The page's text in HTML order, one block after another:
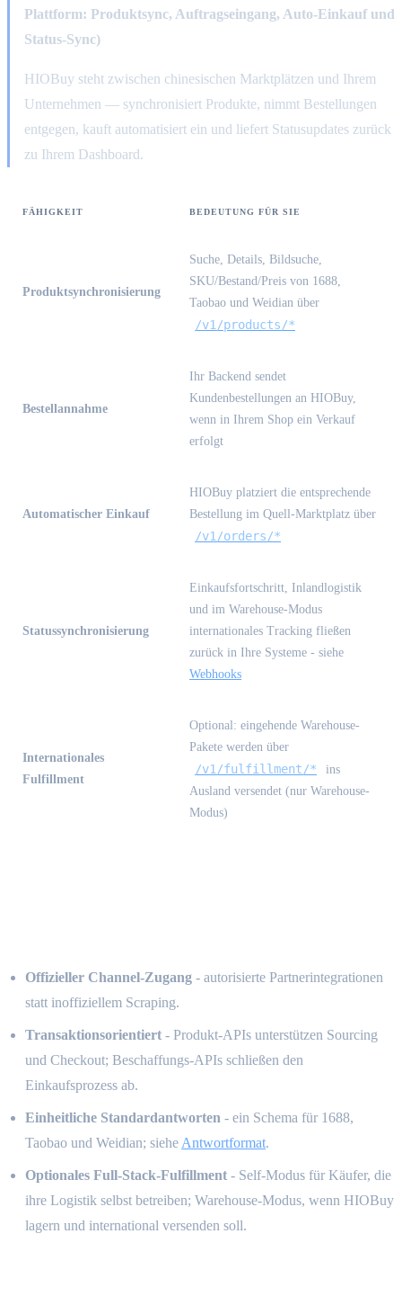
Plattform: Produktsync, Auftragseingang, Auto‑Einkauf und
Status‑Sync)
HIOBuy steht zwischen chinesischen Marktplätzen und Ihrem
Unternehmen — synchronisiert Produkte, nimmt Bestellungen
entgegen, kauft automatisiert ein und liefert Statusupdates zurück
zu Ihrem Dashboard.
FÄHIGKEIT BEDEUTUNG FÜR SIE
Produktsynchronisierung
Suche, Details, Bildsuche,
SKU/Bestand/Preis von 1688,
Taobao und Weidian über
/v1/products/*
Bestellannahme
Ihr Backend sendet
Kundenbestellungen an HIOBuy,
wenn in Ihrem Shop ein Verkauf
erfolgt
Automatischer Einkauf
HIOBuy platziert die entsprechende
Bestellung im Quell-Marktplatz über
/v1/orders/*
Statussynchronisierung
Einkaufsfortschritt, Inlandlogistik
und im Warehouse-Modus
internationales Tracking fließen
zurück in Ihre Systeme - siehe
Webhooks
Internationales
Fulfillment
Optional: eingehende Warehouse-
Pakete werden über
/v1/fulfillment/*
ins
Ausland versendet (nur Warehouse-
Modus)
Offizieller Channel-Zugang - autorisierte Partnerintegrationen
statt inoffiziellem Scraping.
Transaktionsorientiert - Produkt-APIs unterstützen Sourcing
und Checkout; Beschaffungs-APIs schließen den
Einkaufsprozess ab.
Einheitliche Standardantworten - ein Schema für 1688,
Taobao und Weidian; siehe Antwortformat.
Optionales Full-Stack-Fulfillment - Self-Modus für Käufer, die
ihre Logistik selbst betreiben; Warehouse-Modus, wenn HIOBuy
lagern und international versenden soll.